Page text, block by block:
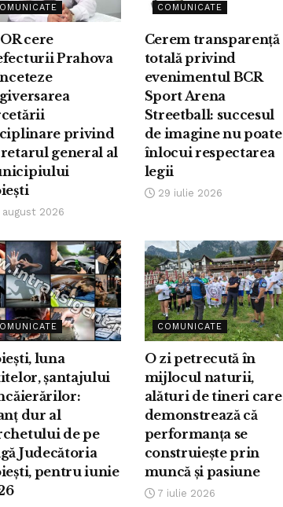
cere
Prahova
privind
general al
2026
COMUNICATE
Cerem transparență
totală privind
evenimentul BCR
Sport Arena
Streetball: succesul
de imagine nu poate
înlocui respectarea
legii
29 iulie 2026
luna
șantajului
dur al
de pe
Judecătoria
pentru iunie
COMUNICATE
O zi petrecută în
mijlocul naturii,
alături de tineri care
demonstrează că
performanța se
construiește prin
muncă și pasiune
7 iulie 2026